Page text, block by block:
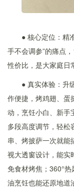
● 核心定位：精
手不会调参”的痛点
性价比，是大家庭日
● 真实体验：升
作便捷，烤鸡翅、蛋
动，烹饪小白、新手
多段高度调节，轻松
串、烤披萨一次就能
视大透窗设计，能实
免食材烤焦；360°
油烹饪也能还原地道